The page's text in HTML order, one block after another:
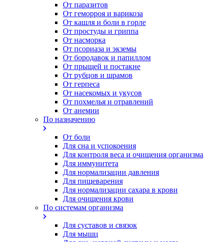
От паразитов
Oт геморроя и варикоза
От кашля и боли в горле
От простуды и гриппа
От насморка
Oт псориаза и экземы
От бородавок и папиллом
От прыщей и постакне
От рубцов и шрамов
От герпеса
От насекомых и укусов
От похмелья и отравлений
От анемии
По назначению
От боли
Для сна и успокоения
Для контроля веса и очищения организма
Для иммунитета
Для нормализации давления
Для пищеварения
Для нормализации сахара в крови
Для очищения крови
По системам организма
Для суставов и связок
Для мышц